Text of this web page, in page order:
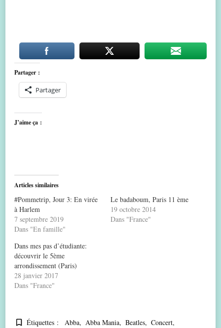
Partager :
Partager
J’aime ça :
Articles similaires
#Pommetrip, Jour 3: En virée
à Harlem
7 septembre 2019
Dans "En famille"
Le badaboum, Paris 11 ème
19 octobre 2014
Dans "France"
Dans mes pas d’étudiante:
découvrir le 5ème
arrondissement (Paris)
28 janvier 2017
Dans "France"
Étiquettes : Abba Abba Mania Beatles
Concert